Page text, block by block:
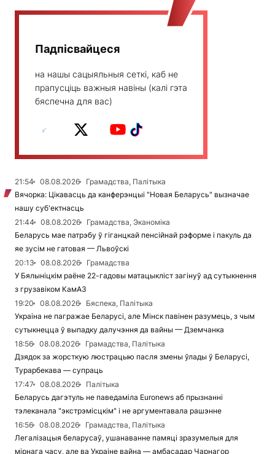
Падпісвайцеся
на нашы сацыяльныя сеткі, каб не
прапусціць важныя навіны (калі гэта
бяспечна для вас)
21:54 08.08.2026
Грамадства, Палітыка
Вячорка: Цікавасць да канферэнцыі "Новая Беларусь" вызначае
нашу суб'ектнасць
21:44
08.08.2026
Грамадства, Эканоміка
Беларусь мае патрэбу ў гіганцкай пенсійнай рэформе і пакуль да
яе зусім не гатовая — Львоўскі
20:13
08.08.2026
Грамадства
У Бялыніцкім раёне 22-гадовы матацыкліст загінуў ад сутыкнення
з грузавіком КамАЗ
19:20
08.08.2026
Бяспека, Палітыка
Украіна не пагражае Беларусі, але Мінск павінен разумець, з чым
сутыкнецца ў выпадку далучэння да вайны — Дземчанка
18:56
08.08.2026
Грамадства, Палітыка
Дзядок за жорсткую люстрацыю пасля змены ўлады ў Беларусі,
Турарбекава — супраць
17:47
08.08.2026
Палітыка
Беларусь дагэтуль не паведаміла Euronews аб прызнанні
тэлеканала "экстрэмісцкім" і не аргументавала рашэнне
16:56
08.08.2026
Грамадства, Палітыка
Легалізацыя беларусаў, ушанаванне памяці зразумелыя для
мірнага часу, але ва Украіне вайна — амбасадар Чарнагор